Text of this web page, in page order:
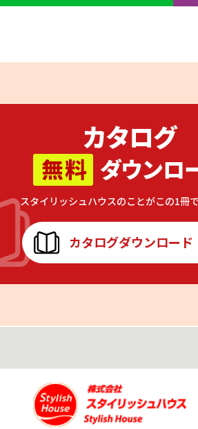
スタイリッシュハウスのことがこの1冊
カタログダウンロード